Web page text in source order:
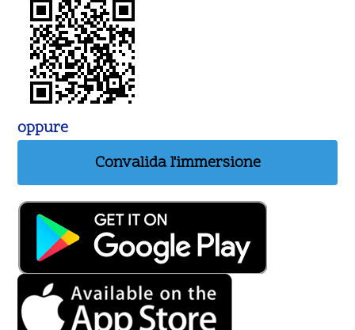
oppure
Convalida l'immersione